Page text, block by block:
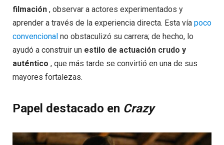
filmación , observar a actores experimentados y
aprender a través de la experiencia directa. Esta vía poco
convencional no obstaculizó su carrera; de hecho, lo
ayudó a construir un estilo de actuación crudo y
auténtico , que más tarde se convirtió en una de sus
mayores fortalezas.
Papel destacado en Crazy